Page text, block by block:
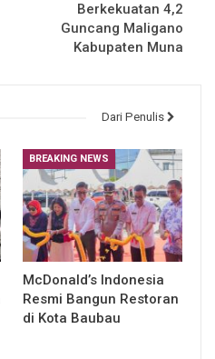
Berkekuatan 4,2
Guncang Maligano
Kabupaten Muna
Dari Penulis
BREAKING NEWS
McDonald’s Indonesia
Resmi Bangun Restoran
di Kota Baubau